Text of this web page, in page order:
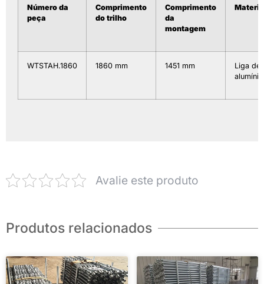
Número da
peça
Comprimento
do trilho
Comprimento
da
montagem
WTSTAH.1860 1860 mm 1451 mm
Liga de
alumínio
Avalie este produto
Produtos relacionados